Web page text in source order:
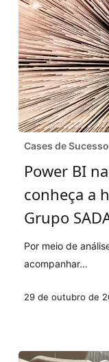
Power
na
gestão
de
conheça
de
Grupo
Cases de Sucesso
Power BI
conheça a
Grupo
Por meio de
acompanhar…
29 de outubro de